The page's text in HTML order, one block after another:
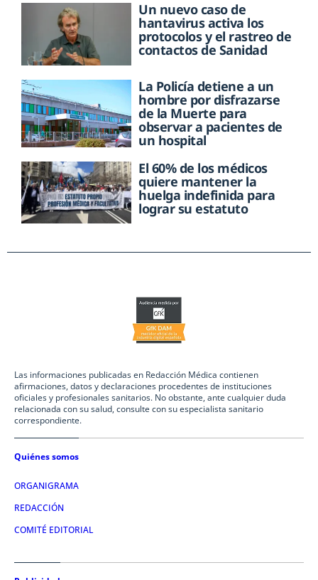
Un nuevo caso de
hantavirus activa los
protocolos y el rastreo de
contactos de Sanidad
La Policía detiene a un
hombre por disfrazarse
de la Muerte para
observar a pacientes de
un hospital
El 60% de los médicos
quiere mantener la
huelga indefinida para
lograr su estatuto
Las informaciones publicadas en Redacción Médica contienen
afirmaciones, datos y declaraciones procedentes de instituciones
oficiales y profesionales sanitarios. No obstante, ante cualquier duda
relacionada con su salud, consulte con su especialista sanitario
correspondiente.
Quiénes somos
ORGANIGRAMA
REDACCIÓN
COMITÉ EDITORIAL